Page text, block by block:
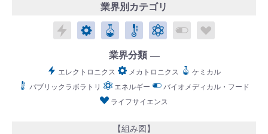
業界別カテゴリ
エレクトロニクス
メカトロニクス
ケミカルパブリックラボラトリ
エネルギーバイオメディカ
業界分類
エレクトロニクス メカトロニクス
ケミカル
パブリックラボラトリ
エネルギー
バイオメディカル・フード
ライフサイエンス
【組み図】